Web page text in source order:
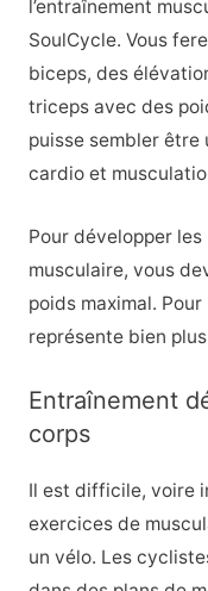
l’entraînement
SoulCycle. Vous
biceps, des
triceps avec des
puisse sembler
cardio et
Pour développer les
musculaire, vous
poids maximal.
représente bien
Entraînement
corps
Il est difficile, voire
exercices de
un vélo. Les